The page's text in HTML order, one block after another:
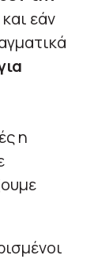
εάν
η